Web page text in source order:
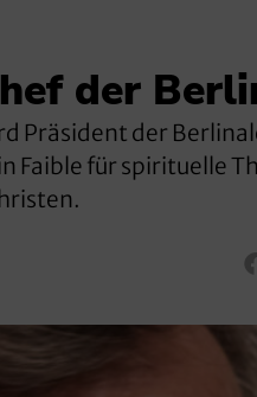
der
Präsident der
Faible für spirituelle